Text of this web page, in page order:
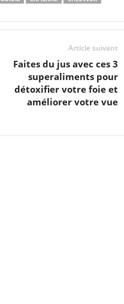
Article suivant
Faites du jus avec ces 3
superaliments pour
détoxifier votre foie et
améliorer votre vue